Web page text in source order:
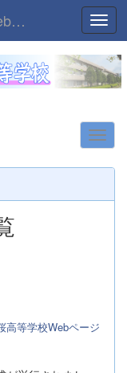
群馬県立桐生清桜高等学校Webサイト
高等学校Webページ